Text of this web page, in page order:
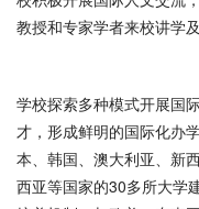
教授和专家学者来校讲学
学校探索多种模式开展国
才，形成鲜明的国际化办
本、韩国、澳大利亚、新
西亚等国家的30多所大学